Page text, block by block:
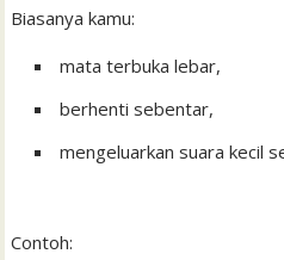
Biasanya kamu:
mata terbuka lebar,
berhenti sebentar,
mengeluarkan suara kecil
Contoh: